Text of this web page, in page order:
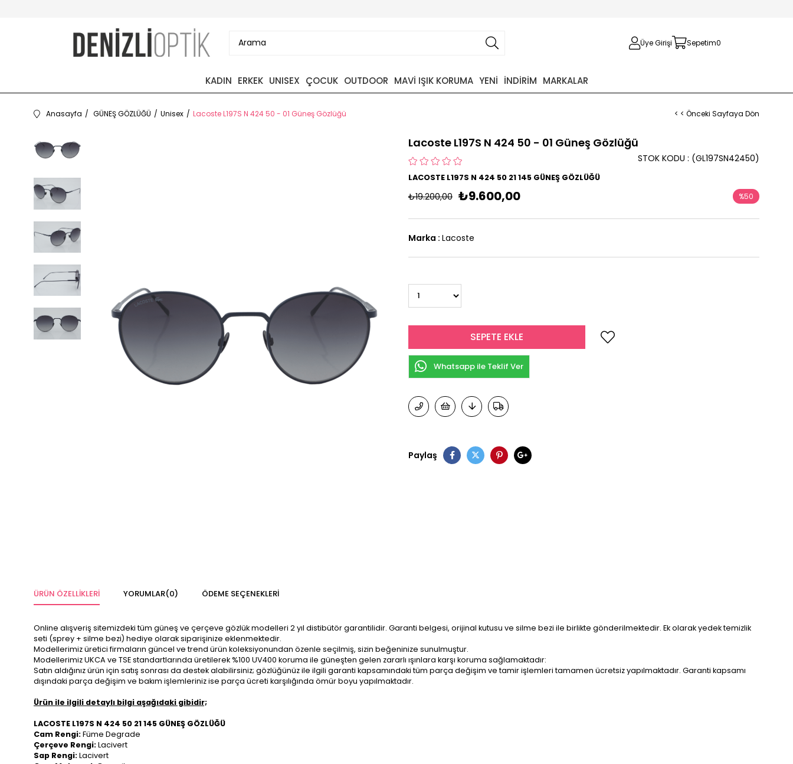
Üye Girişi Sepetim0
KADIN ERKEK UNISEX ÇOCUK OUTDOOR MAVİ IŞIK KORUMA YENİ İNDİRİM MARKALAR
Anasayfa GÜNEŞ GÖZLÜĞÜ Unisex Lacoste L197S N 424 50 - 01 Güneş Gözlüğü < < Önceki Sayfaya Dön
Lacoste L197S N 424 50 - 01 Güneş Gözlüğü
(GL197SN42450)
STOK KODU
LACOSTE L197S N 424 50 21 145 GÜNEŞ GÖZLÜĞÜ
₺19.200,00 ₺9.600,00 %50
Marka : Lacoste
Whatsapp ile Teklif Ver
Paylaş
ÜRÜN ÖZELLIKLERI YORUMLAR(0) ÖDEME SEÇENEKLERI
Online alışveriş sitemizdeki tüm güneş ve çerçeve gözlük modelleri 2 yıl distibütör garantilidir. Garanti belgesi, orijinal kutusu ve silme bezi ile birlikte gönderilmektedir. Ek olarak yedek temizlik
seti (sprey + silme bezi) hediye olarak siparişinize eklenmektedir.
Modellerimiz üretici firmaların güncel ve trend ürün koleksiyonundan özenle seçilmiş, sizin beğeninize sunulmuştur.
Modellerimiz UKCA ve TSE standartlarında üretilerek %100 UV400 koruma ile güneşten gelen zararlı ışınlara karşı koruma sağlamaktadır:
Satın aldığınız ürün için satış sonrası da destek alabilirsiniz; gözlüğünüz ile ilgili garanti kapsamındaki tüm parça değişim ve tamir işlemleri tamamen ücretsiz yapılmaktadır. Garanti kapsamı
dışındaki parça değişim ve bakım işlemleriniz ise parça ücreti karşılığında ömür boyu yapılmaktadır.
Ürün ile ilgili detaylı bilgi aşağıdaki gibidir;
LACOSTE L197S N 424 50 21 145 GÜNEŞ GÖZLÜĞÜ
Cam Rengi:Füme Degrade
Çerçeve Rengi:Lacivert
Sap Rengi:Lacivert